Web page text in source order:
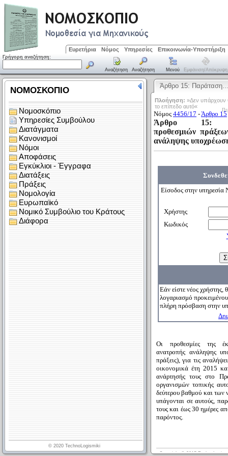
Ευρετήρια Νόμος Υπηρεσίες Επικοινωνία-Υποστήριξη
Γρήγορη αναζήτηση:
Αναζήτηση Αναζήτηση Μενού Εμφάνιση/απόκρυψη
Άρθρο 15: